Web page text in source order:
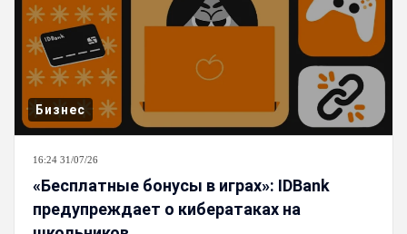
Бизнес
16:24 31/07/26
«Бесплатные бонусы в играх»: IDBank
предупреждает о кибератаках на